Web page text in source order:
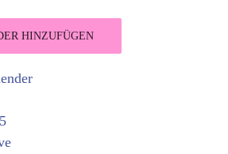
HINZUFÜGEN